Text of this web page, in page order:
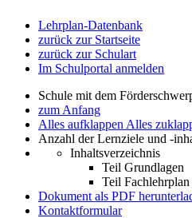
Lehrplan-Datenbank
zurück zur Startseite
zurück zur Schulart
Im Schulportal anmelden
Schule mit dem
zum Anfang
Alles aufklappen Alles
Anzahl der Lernziele und -
Inhaltsverzeichnis
Teil Grundlagen
Teil
Dokument als PDF
Kontaktformular